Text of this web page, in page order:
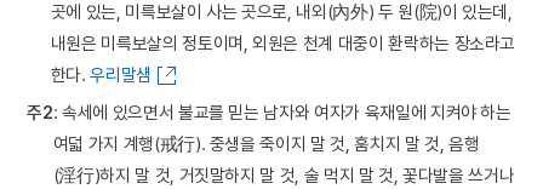
곳에 있는, 미륵보살이 사는 곳으로, 내외(內外) 두 원(院)이 있는데,
내원은 미륵보살의 정토이며, 외원은 천계 대중이 환락하는 장소라고
한다.우리말샘
주2: 속세에 있으면서 불교를 믿는 남자와 여자가 육재일에 지켜야 하는
여덟 가지 계행(戒行). 중생을 죽이지 말 것, 훔치지 말 것, 음행
(淫行)하지 말 것, 거짓말하지 말 것, 술 먹지 말 것, 꽃다발을 쓰거나